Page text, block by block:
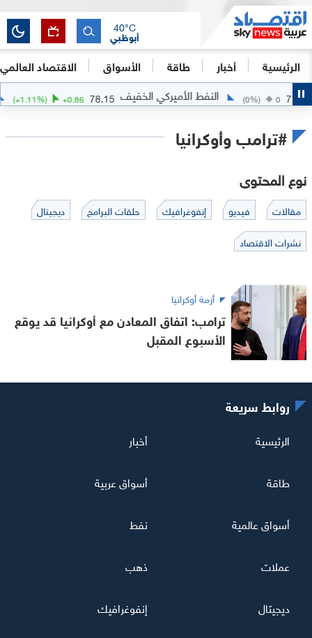
الرئيسية أخبار طاقة الأسواق الاقتصاد العالمي
أبوظبي
40°C
(0%) النفط الأميركي الخفيف 78.15
+0.86
(+ 1.11%)
#ترامب وأوكرانيا
نوع المحتوى
مقالات فيديو إنفوغرافيك حلقات البرامج
ديجيتال
نشرات الاقتصاد
أزمة أوكرانيا
ترامب: اتفاق المعادن مع أوكرانيا قد يوقع
الأسبوع المقبل
روابط سريعة
الرئيسية أخبار
طاقة أسواق عربية
أسواق عالمية نفط
عملات ذهب
ديجيتال إنفوغرافيك